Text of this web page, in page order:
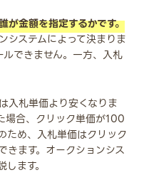
が金額を指定するかです。
システムによって決まりま
ルできません。一方、入札
入札単価より安くなりま
場合、クリック単価が100
ため、入札単価はクリック
きます。オークションシス
ます。